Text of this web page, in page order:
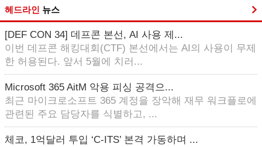
헤드라인 뉴스
[DEF CON 34] 데프콘 본선, AI 사용 제...
이번 데프콘 해킹대회(CTF) 본선에서는 AI의 사용이 무제
한 허용된다. 앞서 5월에 치러...
Microsoft 365 AitM 악용 피싱 공격으...
최근 마이크로소프트 365 계정을 장악해 재무 워크플로에
관련된 주요 담당자를 식별하고, ...
체코, 1억달러 투입 ‘C-ITS’ 본격 가동하며 ...